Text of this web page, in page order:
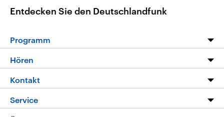
Entdecken Sie den Deutschlandfunk
Programm
Programm
Die Nachrichten
Nachrichtenleicht
Hören
Livestream
Podcasts
Kontakt
Hörerservice
Service